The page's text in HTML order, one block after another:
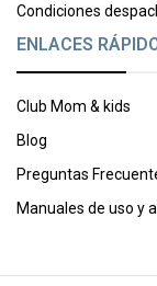
Condiciones
ENLACES
Club Mom & kids
Blog
Preguntas
Manuales de uso y